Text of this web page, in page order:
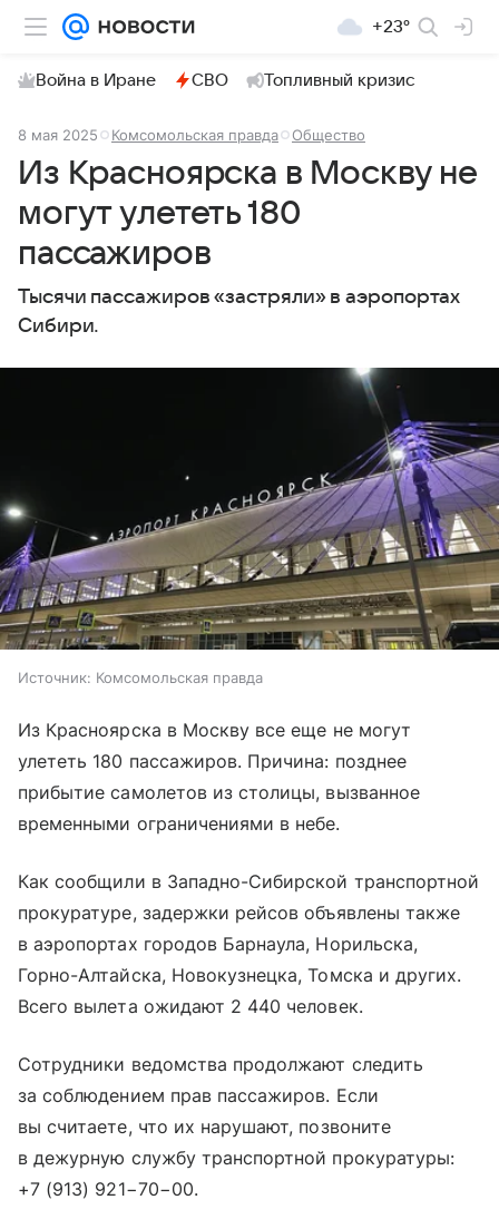
+23°
Война в Иране СВО Топливный кризис
8 мая 2025 Комсомольская правда Общество
Из Красноярска в Москву не
могут улететь 180
пассажиров
Тысячи пассажиров «застряли» в аэропортах
Сибири.
Источник: Комсомольская правда
Из Красноярска в Москву все еще не могут
улететь 180 пассажиров. Причина: позднее
прибытие самолетов из столицы, вызванное
временными ограничениями в небе.
Как сообщили в Западно-Сибирской транспортной
прокуратуре, задержки рейсов объявлены также
в аэропортах городов Барнаула, Норильска,
Горно-Алтайска, Новокузнецка, Томска и других.
Всего вылета ожидают 2 440 человек.
Сотрудники ведомства продолжают следить
за соблюдением прав пассажиров. Если
вы считаете, что их нарушают, позвоните
в дежурную службу транспортной прокуратуры:
+7 (913) 921−70−00.